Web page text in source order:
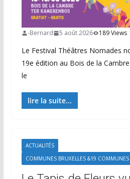
-Bernard 5 août 2026 189 Views
Le Festival Théâtres Nomades
19e édition au Bois de la
le
lire la suite...
ACTUALITÉS
COMMUNES BRUXELLES &19 COMMUNES